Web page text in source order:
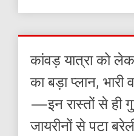
कांवड़ यात्रा को
का बड़ा प्लान,
—इन रास्तों से ही
जायरीनों से पटा